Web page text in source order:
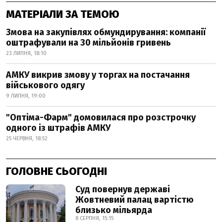
МАТЕРІАЛИ ЗА ТЕМОЮ
Змова на закупівлях обмундирування: компанії
оштрафували на 30 мільйонів гривень
23 ЛИПНЯ, 18:10
АМКУ викрив змову у торгах на постачання
військового одягу
9 ЛИПНЯ, 19:00
"Оптіма-Фарм" домовилася про розстрочку
одного із штрафів АМКУ
25 ЧЕРВНЯ, 18:52
ГОЛОВНЕ СЬОГОДНІ
Суд повернув державі
Жовтневий палац вартістю
близько мільярда
8 СЕРПНЯ, 15:15